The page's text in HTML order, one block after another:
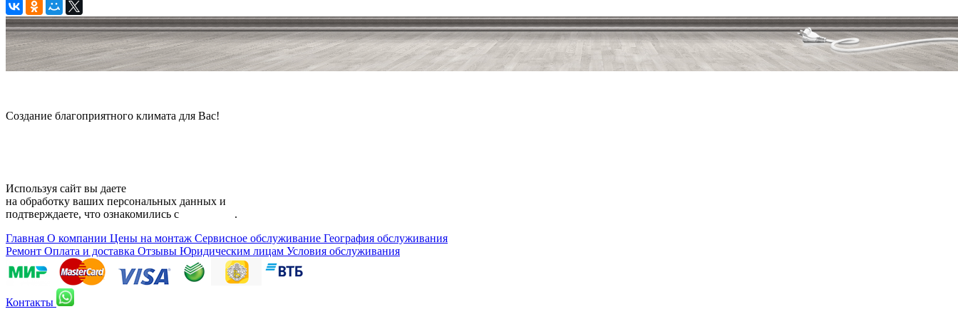
Создание благоприятного климата для Вас!
Используя сайт вы даете
на обработку ваших персональных данных и
подтверждаете, что ознакомились с
.
Главная О компании Цены на монтаж Сервисное обслуживание География обслуживания
Ремонт Оплата и доставка Отзывы Юридическим лицам Условия обслуживания
Контакты